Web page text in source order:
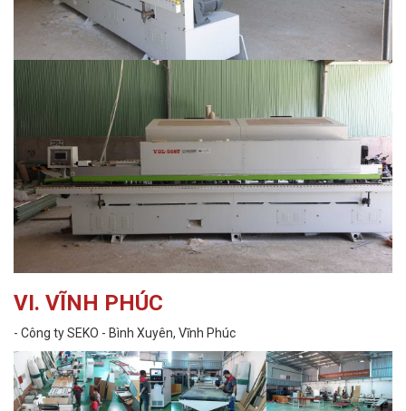
VI. VĨNH PHÚC
- Công ty SEKO - Bình Xuyên, Vĩnh Phúc